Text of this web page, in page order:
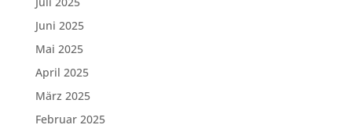
Juni 2025
Mai 2025
April 2025
März 2025
Februar 2025